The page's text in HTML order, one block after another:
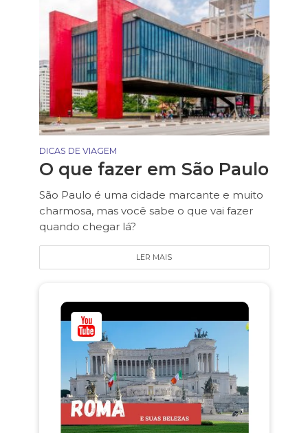
DICAS DE VIAGEM
O que fazer em São Paulo
São Paulo é uma cidade marcante e muito
charmosa, mas você sabe o que vai fazer
quando chegar lá?
LER MAIS